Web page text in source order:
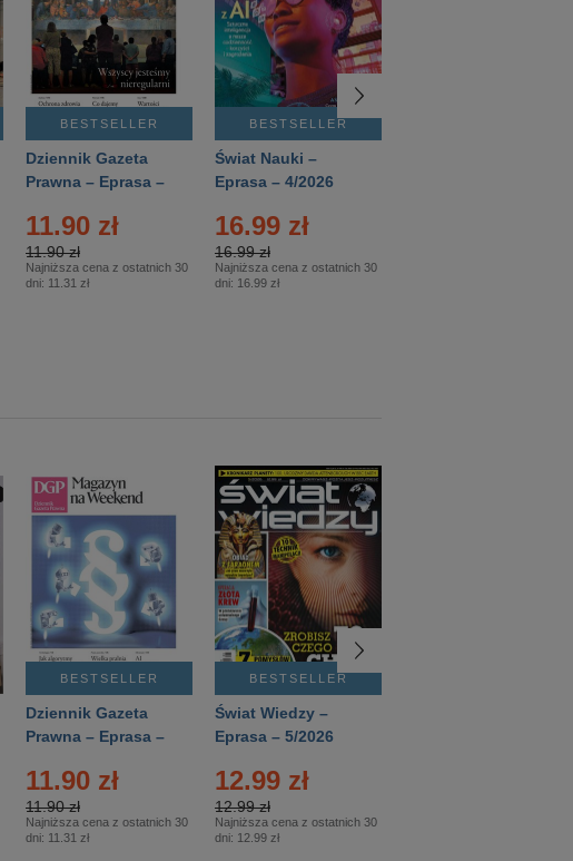
BESTSELLER
Dziennik Gazeta
Prawna – Eprasa –
11.90 zł
11.90 zł
Najniższa cena z ostatnich 30
dni: 11.31 zł
BESTSELLER
Świat Nauki –
Eprasa – 4/2026
16.99 zł
16.99 zł
Najniższa cena z ostatnich 30
dni: 16.99 zł
BESTSELLER
Dziennik Gazeta
Prawna – Eprasa –
11.90 zł
11.90 zł
Najniższa cena z ostatnich 30
dni: 11.31 zł
BESTSELLER
Świat Wiedzy –
Eprasa – 5/2026
12.99 zł
12.99 zł
Najniższa cena z ostatnich 30
dni: 12.99 zł